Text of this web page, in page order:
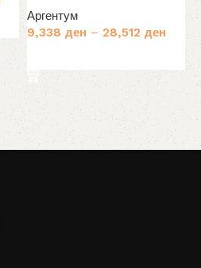
Аргентум
9,338 ден – 28,512 ден